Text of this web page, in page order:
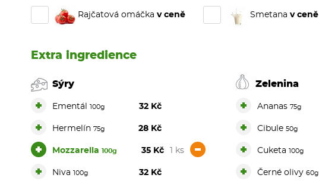
Rajčatová omáčka v ceně Smetana v ceně
Extra ingredience
Sýry
Ementál 100g 32 Kč
Hermelín 75g 28 Kč
+ Mozzarella 100g 35 Kč 1 ks -
Niva 100g 32 Kč
Zelenina
+ Ananas75g
+ Cibule50g
+ Cuketa100g
+ Černé olivy60g